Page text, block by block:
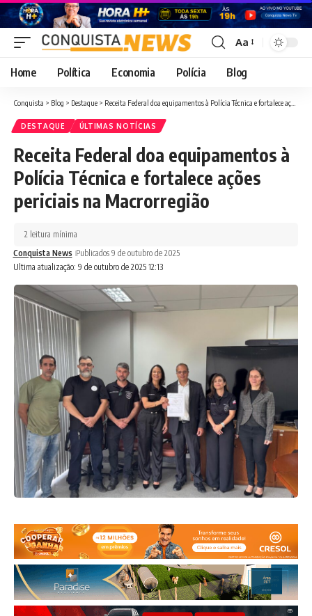
Font
Resizer
Aa
Home Política Economia Polícia Blog
Conquista > Blog > Destaque > Receita Federal doa equipamentos à Polícia Técnica e fortalece ações periciais na Macrorregião
DESTAQUE ÚLTIMAS NOTÍCIAS
Receita Federal doa equipamentos à
Polícia Técnica e fortalece ações
periciais na Macrorregião
Ultima atualização: 9 de outubro de 2025 12:13
Conquista News Publicados 9 de outubro de 2025
2 leitura mínima